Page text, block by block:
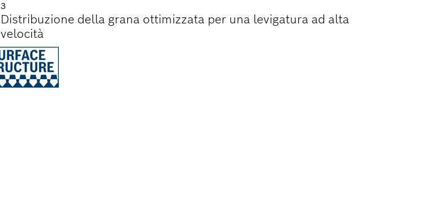
3
Distribuzione della grana ottimizzata per una levigatura ad alta
velocità